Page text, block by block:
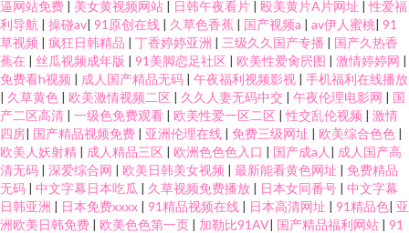
逼网站免费 | 美女黄视频网站 | 日韩午夜看片 | 殴美黄片A片网址 |性爱福
利导航 | 操碰av| 91原创在线 | 久草色香蕉 | 国产视频a | av伊人蜜桃| 91
草视频 | 疯狂日韩精品 | 丁香婷婷亚洲 | 三级久久国产专播 | 国产久热香
蕉在 | 丝瓜视频成年版 | 91美脚恋足社区 | 欧美性爱肏屄图 | 激情婷婷网 |
免费看h视频 | 成人国产精品无码 | 午夜福利视频影视 | 手机福利在线播放
| 久草黄色 | 欧美激情视频二区 | 久久人妻无码中交 | 午夜伦理电影网 | 国
产二区高清 | 一级色免费观看 | 欧美性爱一区二区 |性交乱伦视频 | 激情
四房| 国产精品视频免费 | 亚洲伦理在线 | 免费三级网址 | 欧美综合色色 |
欧美人妖射精 | 成人精品三区 | 欧洲色色色入口 | 国产成a人 | 成人国产高
清无码 | 深爱综合网 | 欧美日韩美女视频 | 最新能看黄色网址 | 免费精品
无码 | 中文字幕日本吃瓜 | 久草视频免费播放 | 日本女同番号 | 中文字幕
日韩亚洲 | 日本免费xxxx | 91精品视频在线 | 日本高清网址 | 91精品色| 亚
洲欧美日韩免费 | 欧美色色第一页 | 加勒比91AV| 国产精品福利网站 | 91